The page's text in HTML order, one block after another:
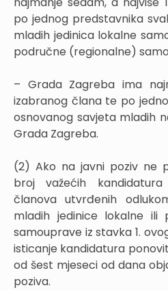
po jednog predstavnika
mladih jedinica lokalne
područne (regionalne)
– Grada Zagreba ima
izabranog člana te po
osnovanog savjeta mladih
Grada Zagreba.
(2) Ako na javni poziv ne
broj važećih
članova utvrđenih
mladih jedinice lokalne ili
samouprave iz stavka 1.
isticanje kandidatura
od šest mjeseci od dana
poziva.